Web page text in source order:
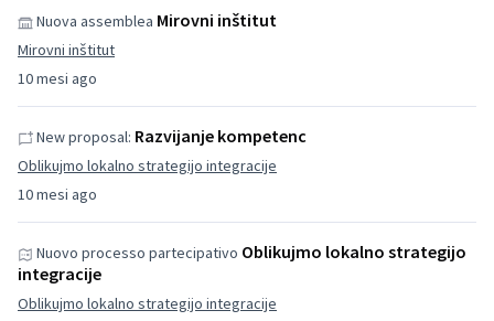
10 mesi ago
Nuova assemblea Mirovni inštitut
Mirovni inštitut
10 mesi ago
New proposal: Razvijanje kompetenc
Oblikujmo lokalno strategijo integracije
Nuovo processo partecipativo Oblikujmo lokalno strategijo
integracije
Oblikujmo lokalno strategijo integracije